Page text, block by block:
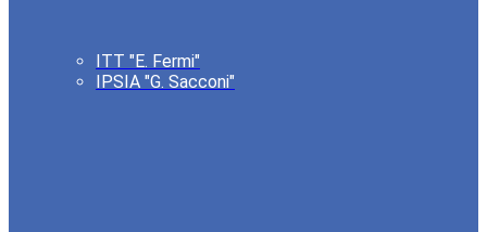
ITT "E. Fermi"
IPSIA "G. Sacconi"